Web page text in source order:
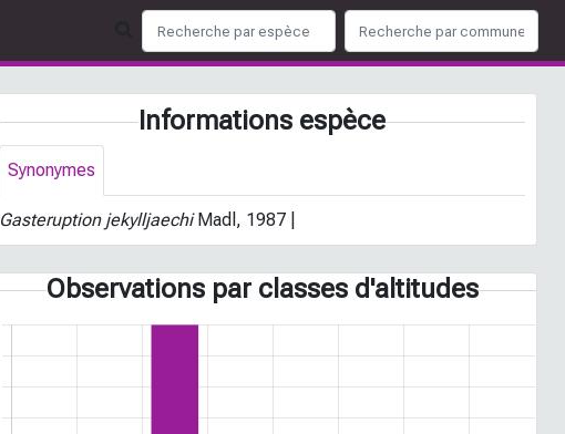
Informations espèce
Synonymes
Gasteruption jekylljaechiMadl, 1987 |
Observations par classes d'altitudes